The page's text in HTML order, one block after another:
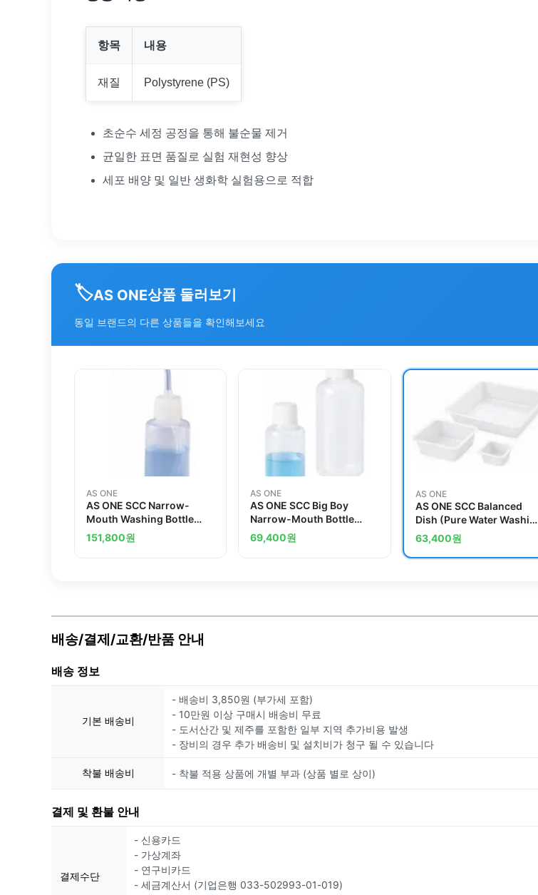
항목 내용
재질 Polystyrene (PS)
초순수 세정 공정을 통해 불순물 제거
균일한 표면 품질로 실험 재현성 향상
세포 배양 및 일반 생화학 실험용으로 적합
🏷️AS ONE상품 둘러보기
동일 브랜드의 다른 상품들을 확인해보세요
AS ONE
AS ONE SCC Narrow-
Mouth Washing Bottle
250mL (Pure Water
Washing Processed)and
151,800원
AS ONE
AS ONE SCC Big Boy
Narrow-Mouth Bottle
100mL (Pure Water
Washing Processed)and
69,400원
AS ONE
AS ONE SCC Balanced
Dish (Pure Water Washing
Processed)and others
63,400원
배송/결제/교환/반품 안내
배송 정보
기본 배송비
- 배송비 3,850원 (부가세 포함)
- 10만원 이상 구매시 배송비 무료
- 도서산간 및 제주를 포함한 일부 지역 추가비용 발생
- 장비의 경우 추가 배송비 및 설치비가 청구 될 수 있습니다
착불 배송비 - 착불 적용 상품에 개별 부과 (상품 별로 상이)
결제 및 환불 안내
결제수단
- 신용카드
- 가상계좌
- 연구비카드
- 세금계산서 (기업은행 033-502993-01-019)